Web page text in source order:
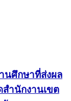
นศึกษาที่ส่งผล
สำนักงานเขต